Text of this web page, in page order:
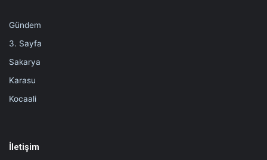
Gündem
3. Sayfa
Sakarya
Karasu
Kocaali
İletişim